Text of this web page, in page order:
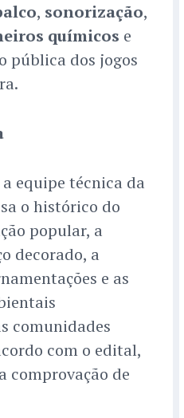
, sonorização,
químicos e
pública dos jogos
equipe técnica da
o histórico do
popular, a
decorado, a
e as
comunidades
com o edital,
comprovação de